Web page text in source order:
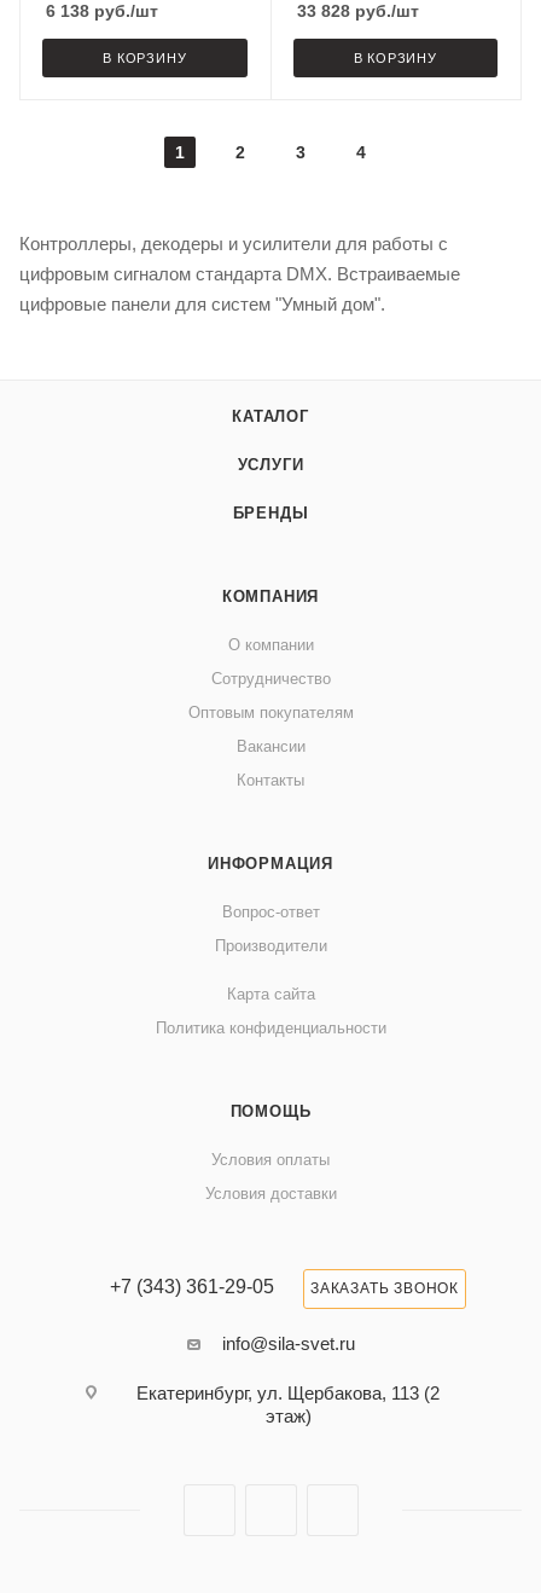
6 138 руб./шт
В КОРЗИНУ
33 828руб./шт
В КОРЗИНУ
1 2 3 4
Контроллеры, декодеры и усилители для работы с
цифровым сигналом стандарта DMX. Встраиваемые
цифровые панели для систем "Умный дом".
КАТАЛОГ
УСЛУГИ
БРЕНДЫ
КОМПАНИЯ
О компании
Сотрудничество
Оптовым покупателям
Вакансии
Контакты
ИНФОРМАЦИЯ
Вопрос-ответ
Производители
Карта сайта
Политика конфиденциальности
ПОМОЩЬ
Условия оплаты
Условия доставки
+7 (343) 361-29-05 ЗАКАЗАТЬ ЗВОНОК
info@sila-svet.ru
Екатеринбург, ул. Щербакова, 113 (2
этаж)